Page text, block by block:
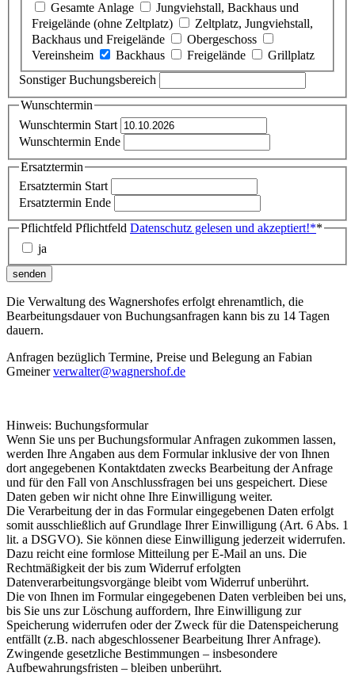
Gesamte Anlage
Jungviehstall, Backhaus und
Freigelände (ohne Zeltplatz)
Zeltplatz, Jungviehstall,
Backhaus und Freigelände
Obergeschoss
Vereinsheim
Backhaus Freigelände
Grillplatz
Sonstiger Buchungsbereich
Wunschtermin
Wunschtermin Start
Wunschtermin Ende
Ersatztermin
Ersatztermin Start
Ersatztermin Ende
Pflichtfeld Pflichtfeld Datenschutz gelesen und akzeptiert!**
ja
senden
Die Verwaltung des Wagnershofes erfolgt ehrenamtlich, die
Bearbeitungsdauer von Buchungsanfragen kann bis zu 14 Tagen
dauern.
Anfragen bezüglich Termine, Preise und Belegung an Fabian
Gmeinerverwalter@wagnershof.de
Hinweis: Buchungsformular
Wenn Sie uns per Buchungsformular Anfragen zukommen lassen,
werden Ihre Angaben aus dem Formular inklusive der von Ihnen
dort angegebenen Kontaktdaten zwecks Bearbeitung der Anfrage
und für den Fall von Anschlussfragen bei uns gespeichert. Diese
Daten geben wir nicht ohne Ihre Einwilligung weiter.
Die Verarbeitung der in das Formular eingegebenen Daten erfolgt
somit ausschließlich auf Grundlage Ihrer Einwilligung (Art. 6 Abs. 1
lit. a DSGVO). Sie können diese Einwilligung jederzeit widerrufen.
Dazu reicht eine formlose Mitteilung per E-Mail an uns. Die
Rechtmäßigkeit der bis zum Widerruf erfolgten
Datenverarbeitungsvorgänge bleibt vom Widerruf unberührt.
Die von Ihnen im Formular eingegebenen Daten verbleiben bei uns,
bis Sie uns zur Löschung auffordern, Ihre Einwilligung zur
Speicherung widerrufen oder der Zweck für die Datenspeicherung
entfällt (z.B. nach abgeschlossener Bearbeitung Ihrer Anfrage).
Zwingende gesetzliche Bestimmungen – insbesondere
Aufbewahrungsfristen – bleiben unberührt.